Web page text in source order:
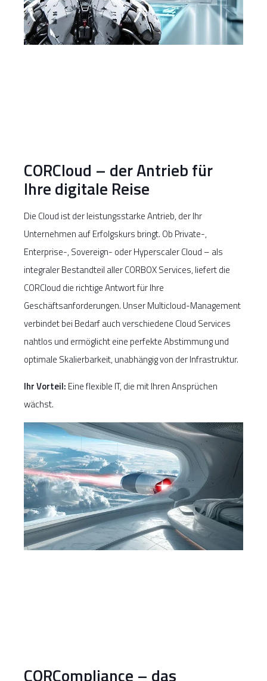
CORCloud – der Antrieb für
Ihre digitale Reise
Die Cloud ist der leistungsstarke Antrieb, der Ihr
Unternehmen auf Erfolgskurs bringt. Ob Private-,
Enterprise-, Sovereign- oder Hyperscaler Cloud – als
integraler Bestandteil aller CORBOX Services, liefert die
CORCloud die richtige Antwort für Ihre
Geschäftsanforderungen. Unser Multicloud-Management
verbindet bei Bedarf auch verschiedene Cloud Services
nahtlos und ermöglicht eine perfekte Abstimmung und
optimale Skalierbarkeit, unabhängig von der Infrastruktur.
Ihr Vorteil: Eine flexible IT, die mit Ihren Ansprüchen
wächst.
CORCompliance – das